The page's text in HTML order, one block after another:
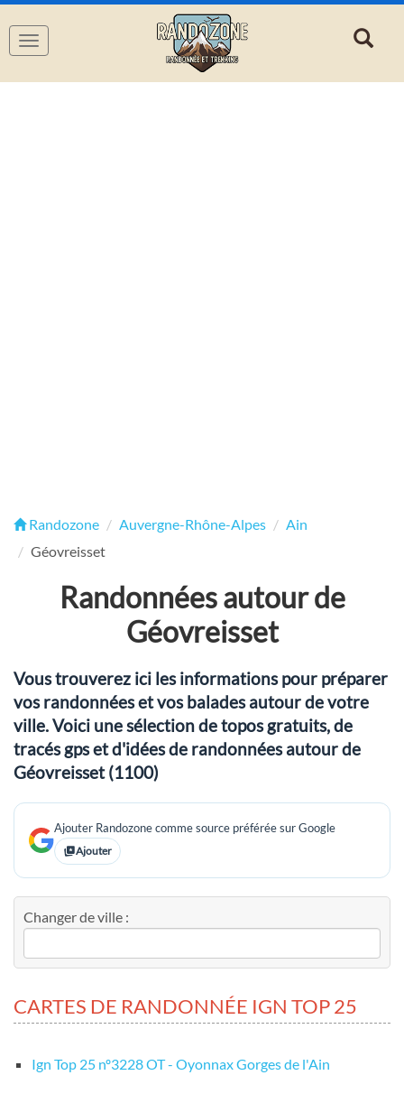
Navigation
Randozone Auvergne-Rhône-Alpes
Ain
Géovreisset
Randonnées autour de
Géovreisset
Vous trouverez ici les informations pour préparer
vos randonnées et vos balades autour de votre
ville. Voici une sélection de topos gratuits, de
tracés gps et d'idées de randonnées autour de
Géovreisset (1100)
Ajouter Randozone comme source préférée sur Google
Ajouter
Changer de ville :
CARTES DE RANDONNÉE IGN TOP 25
Ign Top 25 nº3228 OT - Oyonnax Gorges de l'Ain